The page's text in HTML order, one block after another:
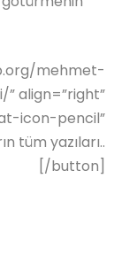
mehmet-
align=”right”
icon-pencil”
tüm yazıları..
[/button]